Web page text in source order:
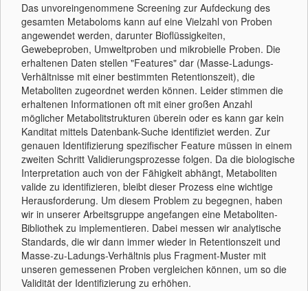
Das unvoreingenommene Screening zur Aufdeckung des
gesamten Metaboloms kann auf eine Vielzahl von Proben
angewendet werden, darunter Bioflüssigkeiten,
Gewebeproben, Umweltproben und mikrobielle Proben. Die
erhaltenen Daten stellen "Features" dar (Masse-Ladungs-
Verhältnisse mit einer bestimmten Retentionszeit), die
Metaboliten zugeordnet werden können. Leider stimmen die
erhaltenen Informationen oft mit einer großen Anzahl
möglicher Metabolitstrukturen überein oder es kann gar kein
Kanditat mittels Datenbank-Suche identifiziet werden. Zur
genauen Identifizierung spezifischer Feature müssen in einem
zweiten Schritt Validierungsprozesse folgen. Da die biologische
Interpretation auch von der Fähigkeit abhängt, Metaboliten
valide zu identifizieren, bleibt dieser Prozess eine wichtige
Herausforderung. Um diesem Problem zu begegnen, haben
wir in unserer Arbeitsgruppe angefangen eine Metaboliten-
Bibliothek zu implementieren. Dabei messen wir analytische
Standards, die wir dann immer wieder in Retentionszeit und
Masse-zu-Ladungs-Verhältnis plus Fragment-Muster mit
unseren gemessenen Proben vergleichen können, um so die
Validität der Identifizierung zu erhöhen.